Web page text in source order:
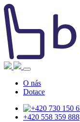
O nás
Dotace
+420 558 359 888